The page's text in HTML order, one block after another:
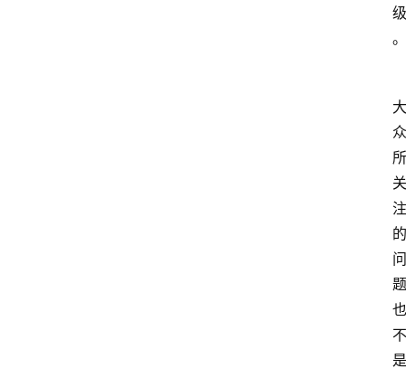
级
。
大
众
所
关
注
的
问
题
也
不
是